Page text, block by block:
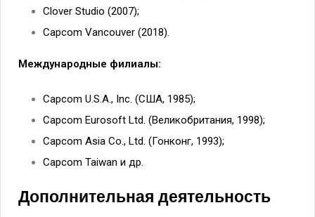
Clover Studio (2007);
Capcom Vancouver (2018).
Международные филиалы:
Capcom U.S.A., Inc. (США, 1985);
Capcom Eurosoft Ltd. (Великобритания, 1998);
Capcom Asia Co., Ltd. (Гонконг, 1993);
Capcom Taiwan и др.
Дополнительная деятельность